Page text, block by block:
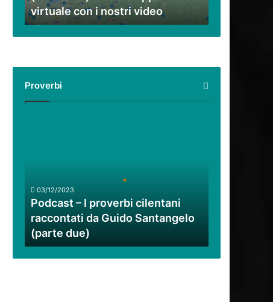
una
mappa
virtuale
video
virtuale con i nostri video
Proverbi
da
Guido
Santangelo
(parte
due)
03/12/2023
Podcast – I proverbi cilentani
raccontati da Guido Santangelo
(parte due)